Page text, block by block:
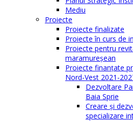
Mediu
Proiecte
Proiecte finalizate
Proiecte în curs de
Proiecte pentru
maramureşean
Proiecte finanțate
Nord-Vest 2021-
Dezvoltare
Baia Sprie
Creare și
specializare